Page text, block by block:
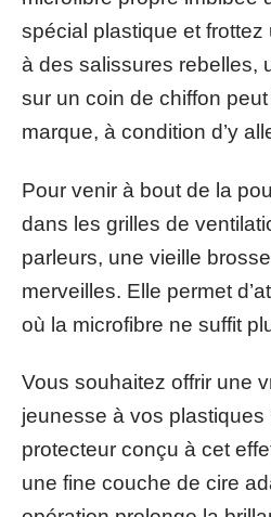
spécial plastique et
à des salissures rebelles,
sur un coin de chiffon
marque, à condition d’y
Pour venir à bout de la
dans les grilles de
parleurs, une vieille
merveilles. Elle permet
où la microfibre ne suffit
Vous souhaitez offrir une
jeunesse à vos
protecteur conçu à cet
une fine couche de cire